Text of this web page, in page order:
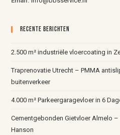
Recente Berichten
2.500 m² industriële vloercoating in
Traprenovatie Utrecht – PMMA
buitenverkeer
4.000 m² Parkeergaragevloer in 6
Cementgebonden Gietvloer Almelo
Hanson